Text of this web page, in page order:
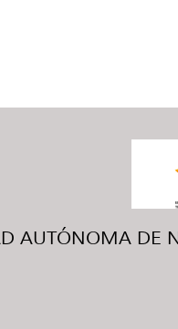
AUTÓNOMA DE